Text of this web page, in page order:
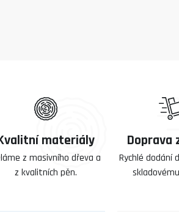
materiály
z masivního dřeva a
z kvalitních pěn.
Doprava
Rychlé dodání